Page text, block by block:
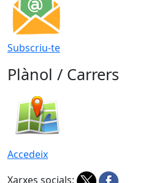
Subscriu-te
Plànol / Carrers
Accedeix